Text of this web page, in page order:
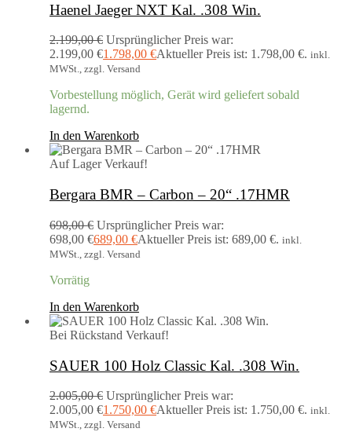
Haenel Jaeger NXT Kal. .308 Win.
2.199,00€ Ursprünglicher Preis war:
2.199,00 €1.798,00 €Aktueller Preis ist: 1.798,00 €. inkl.
MWSt., zzgl. Versand
Vorbestellung möglich, Gerät wird geliefert sobald
lagernd.
In den Warenkorb
Auf Lager Verkauf!
Bergara BMR – Carbon – 20“ .17HMR
698,00€ Ursprünglicher Preis war:
698,00 €689,00 €Aktueller Preis ist: 689,00 €. inkl.
MWSt., zzgl. Versand
Vorrätig
In den Warenkorb
Bei Rückstand Verkauf!
SAUER 100 Holz Classic Kal. .308 Win.
2.005,00€ Ursprünglicher Preis war:
2.005,00 €1.750,00 €Aktueller Preis ist: 1.750,00 €. inkl.
MWSt., zzgl. Versand